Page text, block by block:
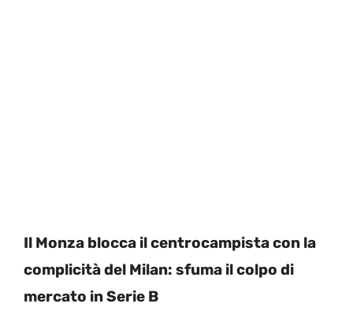
Il Monza blocca il centrocampista con la
complicità del Milan: sfuma il colpo di
mercato in Serie B